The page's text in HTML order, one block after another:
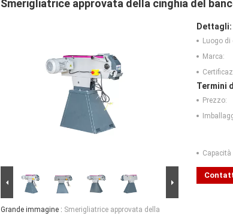
Smerigliatrice approvata della cinghia del
Grande immagine : Smerigliatrice approvata della
Dettagli:
Luogo di
Marca:
Termini
Prezzo: